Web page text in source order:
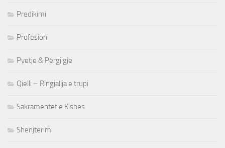
Predikimi
Profesioni
Pyetje & Përgjigje
Qielli – Ringjallja e trupi
Sakramentet e Kishes
Shenjterimi